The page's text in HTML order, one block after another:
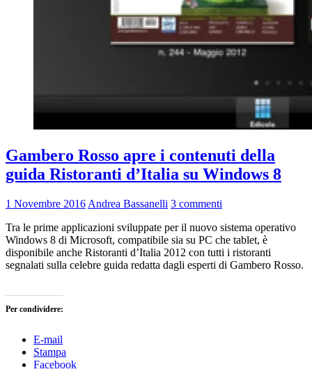
Gambero Rosso apre i contenuti della
guida Ristoranti d’Italia su Windows 8
1 Novembre 2016 Andrea Bassanelli 3 commenti
Tra le prime applicazioni sviluppate per il nuovo sistema operativo
Windows 8 di Microsoft, compatibile sia su PC che tablet, è
disponibile anche Ristoranti d’Italia 2012 con tutti i ristoranti
segnalati sulla celebre guida redatta dagli esperti di Gambero Rosso.
Per condividere:
E-mail
Stampa
Facebook